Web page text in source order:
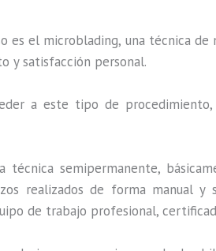
el microblading, una técnica
y satisfacción personal.
a este tipo de
técnica semipermanente,
realizados de forma manual y
de trabajo profesional,